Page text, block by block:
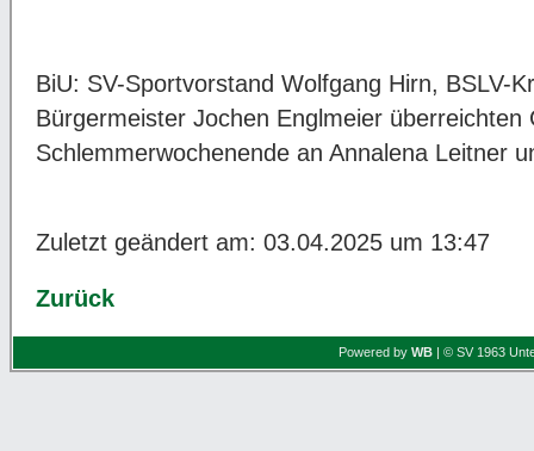
BiU: SV-Sportvorstand Wolfgang Hirn, BSLV-
Bürgermeister Jochen Englmeier überreichten
Schlemmerwochenende an Annalena Leitner
Zuletzt geändert am: 03.04.2025 um 13:47
Zurück
Powered by WB | © SV 1963